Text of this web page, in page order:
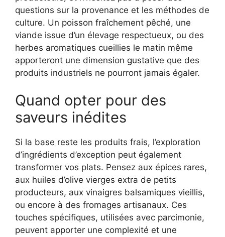
questions sur la provenance et les méthodes de
culture. Un poisson fraîchement pêché, une
viande issue d’un élevage respectueux, ou des
herbes aromatiques cueillies le matin même
apporteront une dimension gustative que des
produits industriels ne pourront jamais égaler.
Quand opter pour des
saveurs inédites
Si la base reste les produits frais, l’exploration
d’ingrédients d’exception peut également
transformer vos plats. Pensez aux épices rares,
aux huiles d’olive vierges extra de petits
producteurs, aux vinaigres balsamiques vieillis,
ou encore à des fromages artisanaux. Ces
touches spécifiques, utilisées avec parcimonie,
peuvent apporter une complexité et une